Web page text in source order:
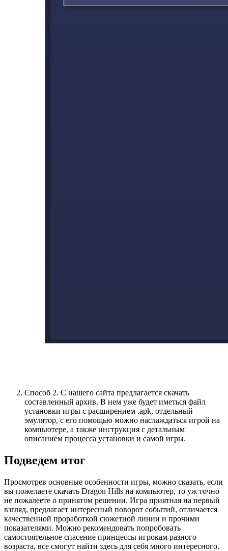
Способ 2. С нашего сайта предлагается скачать
составленный архив. В нем уже будет иметься файл
установки игры с расширением .apk, отдельный
эмулятор, с его помощью можно наслаждаться игрой на
компьютере, а также инструкция с детальным
описанием процесса установки и самой игры.
Подведем итог
Просмотрев основные особенности игры, можно сказать, если
вы пожелаете скачать Dragon Hills на компьютер, то уж точно
не пожалеете о принятом решении. Игра приятная на первый
взгляд, предлагает интересный поворот событий, отличается
качественной проработкой сюжетной линии и прочими
показателями. Можно рекомендовать попробовать
самостоятельное спасение принцессы игрокам разного
возраста, все смогут найти здесь для себя много интересного.